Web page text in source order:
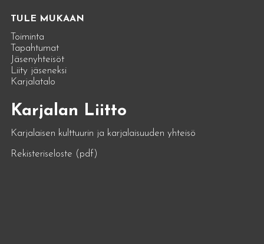
TULE MUKAAN
Toiminta
Tapahtumat
Jäsenyhteisöt
Liity jäseneksi
Karjalatalo
Karjalan Liitto
Karjalaisen kulttuurin ja karjalaisuuden yhteisö
Rekisteriseloste (pdf)